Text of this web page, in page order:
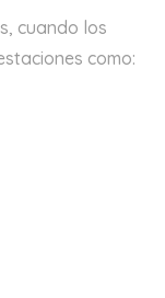
cuando los
como: